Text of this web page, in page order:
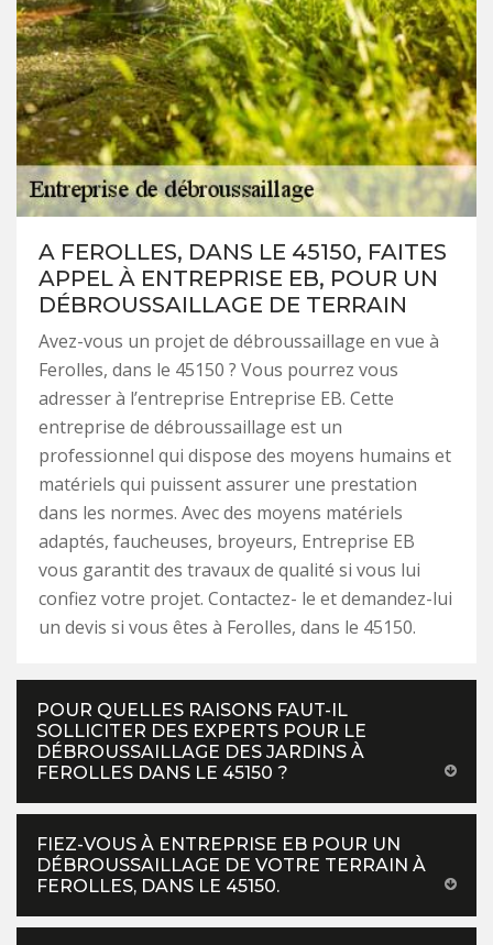
A FEROLLES, DANS LE 45150, FAITES
APPEL À ENTREPRISE EB, POUR UN
DÉBROUSSAILLAGE DE TERRAIN
Avez-vous un projet de débroussaillage en vue à
Ferolles, dans le 45150 ? Vous pourrez vous
adresser à l’entreprise Entreprise EB. Cette
entreprise de débroussaillage est un
professionnel qui dispose des moyens humains et
matériels qui puissent assurer une prestation
dans les normes. Avec des moyens matériels
adaptés, faucheuses, broyeurs, Entreprise EB
vous garantit des travaux de qualité si vous lui
confiez votre projet. Contactez- le et demandez-lui
un devis si vous êtes à Ferolles, dans le 45150.
POUR QUELLES RAISONS FAUT-IL
SOLLICITER DES EXPERTS POUR LE
DÉBROUSSAILLAGE DES JARDINS À
FEROLLES DANS LE 45150 ?
FIEZ-VOUS À ENTREPRISE EB POUR UN
DÉBROUSSAILLAGE DE VOTRE TERRAIN À
FEROLLES, DANS LE 45150.